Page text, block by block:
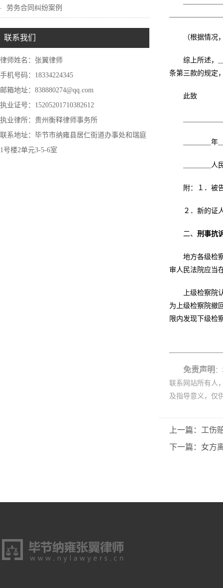
劳务合同纠纷案例
联系我们
律师姓名：张翼律师
手机号码：18334224345
邮箱地址：838880274@qq.com
执业证号：15205201710382612
执业律所：贵州衡释律师事务所
联系地址：毕节市纳雍县居仁街道办事处和瑞庭
1号楼2单元3-5-6室
（根据情
综上所述，
条第三款的规定
此致
＿＿＿＿年
＿＿＿＿人
附：１．被
２．新的证
二、 刑事抗
地方各级检
审人民法院应当
上级检察
为上级检察院撤
限内发现下级检
免责声明
联系网站所有人
及指导意义，仅
上一篇：工伤
下一篇：女方